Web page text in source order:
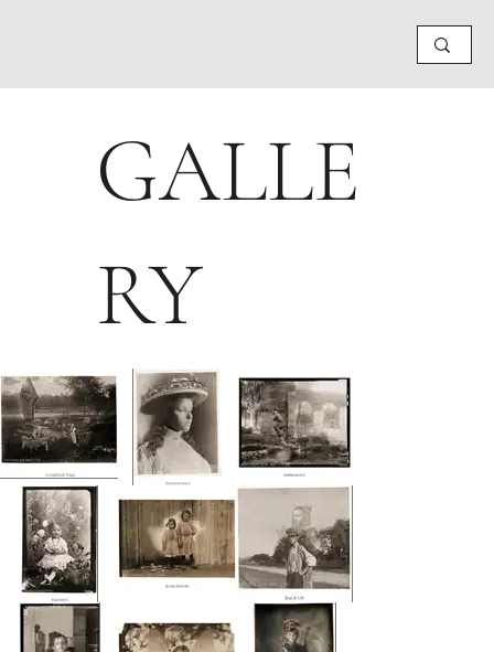
GALLE
RY